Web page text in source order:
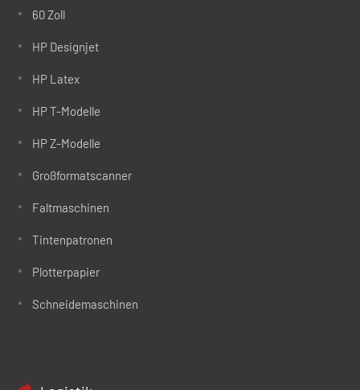
60 Zoll
HP Designjet
HP Latex
HP T-Modelle
HP Z-Modelle
Großformatscanner
Faltmaschinen
Tintenpatronen
Plotterpapier
Schneidemaschinen